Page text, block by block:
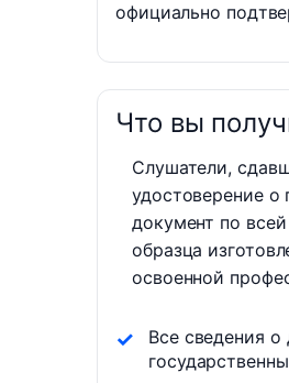
официально
Что вы
Слушатели,
удостоверение
документ по
образца
освоенной
Все сведения о